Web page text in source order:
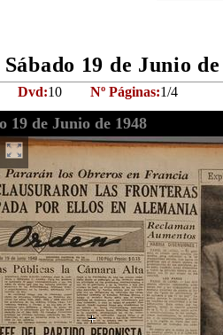
19 de Junio
Dvd:10 Nº Páginas:1/4
19 de Junio de 1948